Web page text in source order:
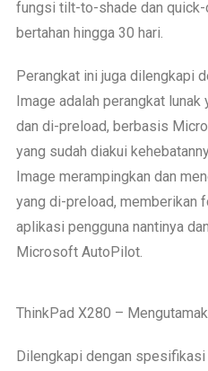
fungsi tilt-to-shade dan quick-
bertahan hingga 30 hari.
Perangkat ini juga dilengkapi
Image adalah perangkat lunak
dan di-preload, berbasis
yang sudah diakui
Image merampingkan dan
yang di-preload, memberikan
aplikasi pengguna nantinya
Microsoft AutoPilot.
ThinkPad X280 –
Dilengkapi dengan